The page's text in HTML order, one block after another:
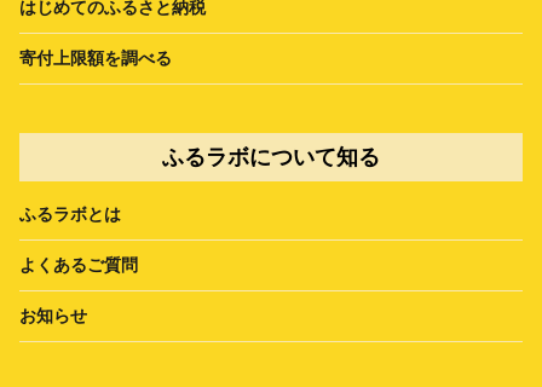
はじめてのふるさと納税
寄付上限額を調べる
ふるラボについて知る
ふるラボとは
よくあるご質問
お知らせ